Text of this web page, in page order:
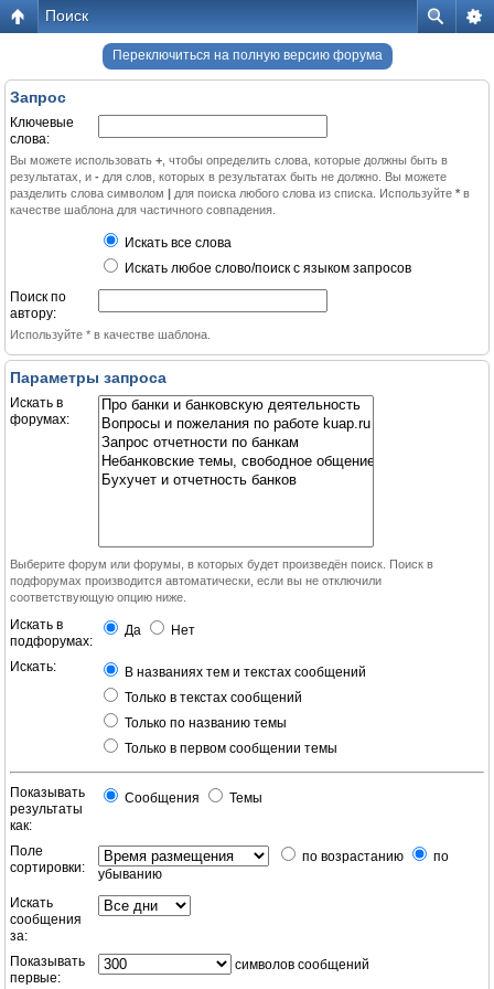
Поиск
Переключиться на полную версию форума
Запрос
Ключевые
слова:
Вы можете использовать + , чтобы определить слова, которые должны быть в
результатах, и - для слов, которых в результатах быть не должно. Вы можете
разделить слова символом | для поиска любого слова из списка. Используйте * в
качестве шаблона для частичного совпадения.
Искать все слова
Искать любое слово/поиск с языком запросов
Поиск по
автору:
Используйте * в качестве шаблона.
Параметры запроса
Искать в
форумах:
Выберите форум или форумы, в которых будет произведён поиск. Поиск в
подфорумах производится автоматически, если вы не отключили
соответствующую опцию ниже.
Искать в
подфорумах:
Да Нет
Искать:
В названиях тем и текстах сообщений
Только в текстах сообщений
Только по названию темы
Только в первом сообщении темы
Показывать
результаты
как:
Сообщения Темы
Поле
сортировки:
по возрастанию
по
убыванию
Искать
сообщения
за:
Показывать
первые:
символов сообщений